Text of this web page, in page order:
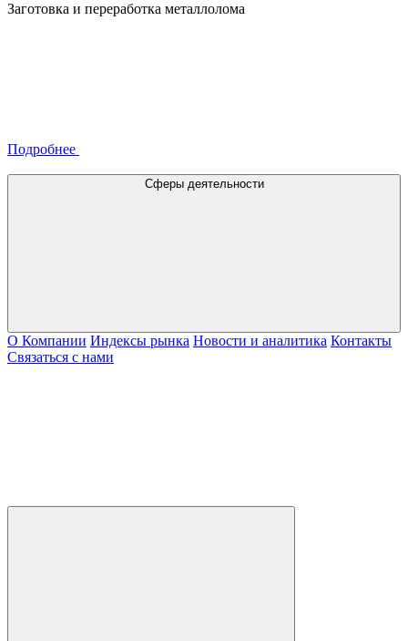
Заготовка и переработка металлолома
Подробнее
Сферы деятельности
О Компании Индексы рынка Новости и аналитика Контакты
Связаться с нами